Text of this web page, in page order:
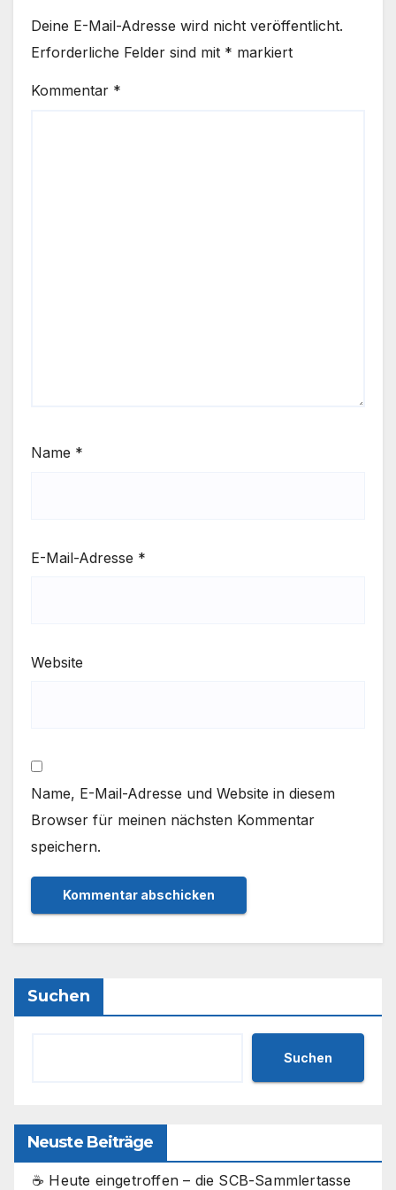
Deine E-Mail-Adresse wird nicht veröffentlicht.
Erforderliche Felder sind mit * markiert
Kommentar *
Name *
E-Mail-Adresse *
Website
Name, E-Mail-Adresse und Website in diesem
Browser für meinen nächsten Kommentar
speichern.
Suchen
Suchen
Neuste Beiträge
☕ Heute eingetroffen – die SCB-Sammlertasse